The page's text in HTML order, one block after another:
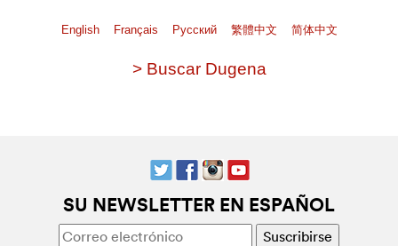
English Français Pусский 繁體中文 简体中文
> Buscar Dugena
SU NEWSLETTER EN ESPAÑOL